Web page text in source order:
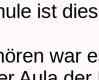
ist
war